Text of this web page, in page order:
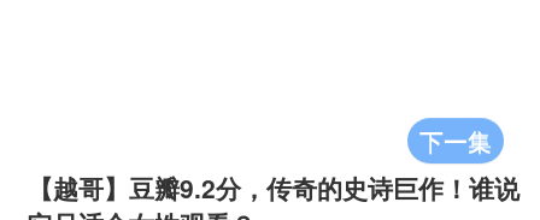
下一集
【越哥】豆瓣9.2分，传奇的史诗巨作！谁说